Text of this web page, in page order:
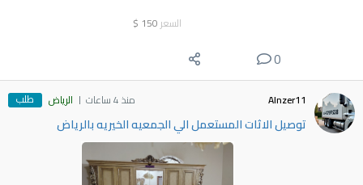
السعر 150
$
0
Alnzer11 منذ 4 ساعات الرياض طلب
توصيل الاثات المستعمل الي الجمعيه الخيريه بالرياض